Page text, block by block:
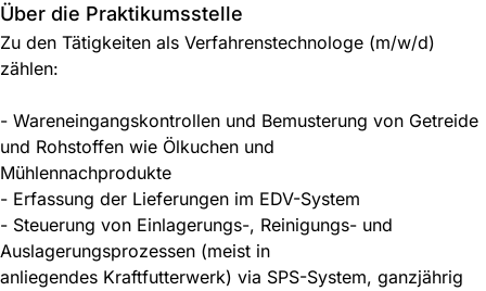
Über die Praktikumsstelle
Zu den Tätigkeiten als Verfahrenstechnologe (m/w/d)
zählen:
- Wareneingangskontrollen und Bemusterung von Getreide
und Rohstoffen wie Ölkuchen und
Mühlennachprodukte
- Erfassung der Lieferungen im EDV-System
- Steuerung von Einlagerungs-, Reinigungs- und
Auslagerungsprozessen (meist in
anliegendes Kraftfutterwerk) via SPS-System, ganzjährig